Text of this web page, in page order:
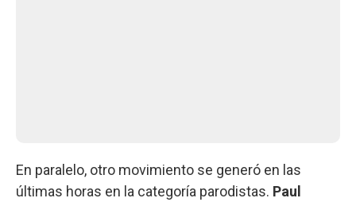
En paralelo, otro movimiento se generó en las
últimas horas en la categoría parodistas. Paul